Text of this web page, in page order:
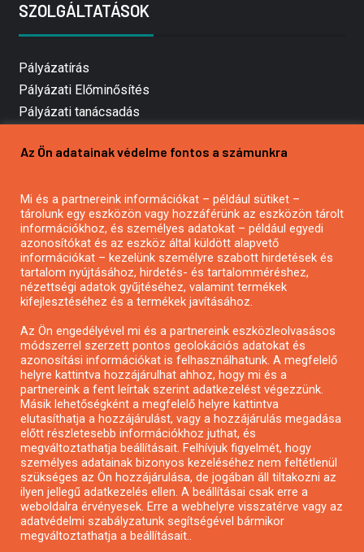
SZOLGÁLTATÁSOK
Pályázatírás
Pályázati Előminősítés
Pályázati tanácsadás
Mezőgazdasági pályázatírás
Pályázatírás civil szervezeteknek
Pályázatírás önkormányzatoknak
Pályázatfigyelés
Specifikus pályázatfigyelés vagy hírlevél
Pályázatok magánszemélyeknek
Pályázatok civil szervezeteknek
Pályázatok vállalkozásoknak
Önkormányzati pályázatok
Mezőgazdasági pályázatok
Falusi turizmus pályázatok
Napelem pályázatok
GINOP pályázatok
Az Ön adatainak védelme fontos a számunkra
Mi és a partnereink információkat – például sütiket –
tárolunk egy eszközön vagy hozzáférünk az eszközön tárolt
információkhoz, és személyes adatokat – például egyedi
azonosítókat és az eszköz által küldött alapvető
információkat – kezelünk személyre szabott hirdetések és
tartalom nyújtásához, hirdetés- és tartalomméréshez,
nézettségi adatok gyűjtéséhez, valamint termékek
kifejlesztéséhez és a termékek javításához.
Az Ön engedélyével mi és a partnereink eszközleolvasásos
módszerrel szerzett pontos geolokációs adatokat és
azonosítási információkat is felhasználhatunk. A megfelelő
helyre kattintva hozzájárulhat ahhoz, hogy mi és a
partnereink a fent leírtak szerint adatkezelést végezzünk.
Másik lehetőségként a megfelelő helyre kattintva
elutasíthatja a hozzájárulást, vagy a hozzájárulás megadása
előtt részletesebb információkhoz juthat, és
megváltoztathatja beállításait. Felhívjuk figyelmét, hogy
személyes adatainak bizonyos kezeléséhez nem feltétlenül
szükséges az Ön hozzájárulása, de jogában áll tiltakozni az
ilyen jellegű adatkezelés ellen. A beállításai csak erre a
weboldalra érvényesek. Erre a webhelyre visszatérve vagy az
adatvédelmi szabályzatunk segítségével bármikor
megváltoztathatja a beállításait..